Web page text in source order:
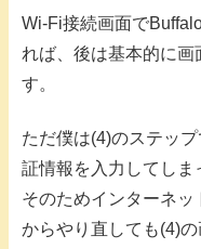
Wi-Fi接続画面で
れば、後は基本的に
す。
ただ僕は(4)のステッ
証情報を入力してしま
そのためインターネ
からやり直しても(4)